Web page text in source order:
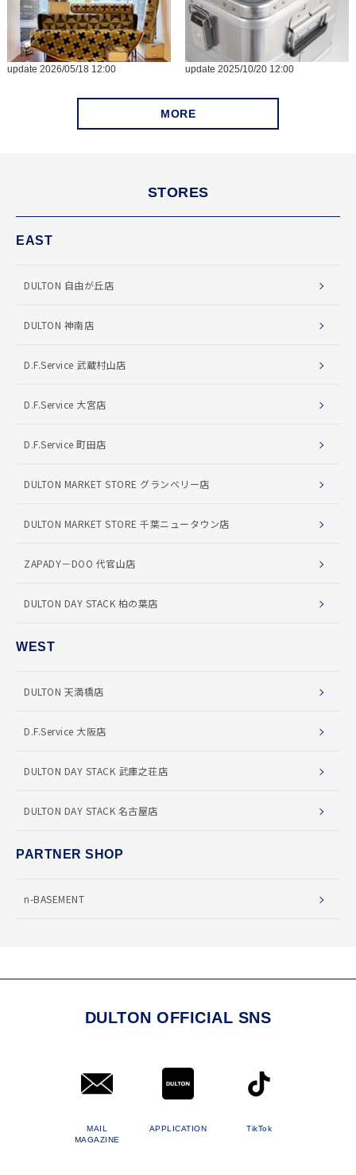
MORE
STORES
EAST
DULTON 自由が丘店
DULTON 神南店
D.F.Service 武蔵村山店
D.F.Service 大宮店
D.F.Service 町田店
DULTON MARKET STORE グランベリー店
DULTON MARKET STORE 千葉ニュータウン店
ZAPADY－DOO 代官山店
DULTON DAY STACK 柏の葉店
WEST
DULTON 天満橋店
D.F.Service 大阪店
DULTON DAY STACK 武庫之荘店
DULTON DAY STACK 名古屋店
PARTNER SHOP
n-BASEMENT
DULTON OFFICIAL SNS
MAIL
MAGAZINE
APPLICATION TikTok